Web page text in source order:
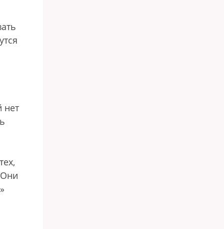
нет
Они